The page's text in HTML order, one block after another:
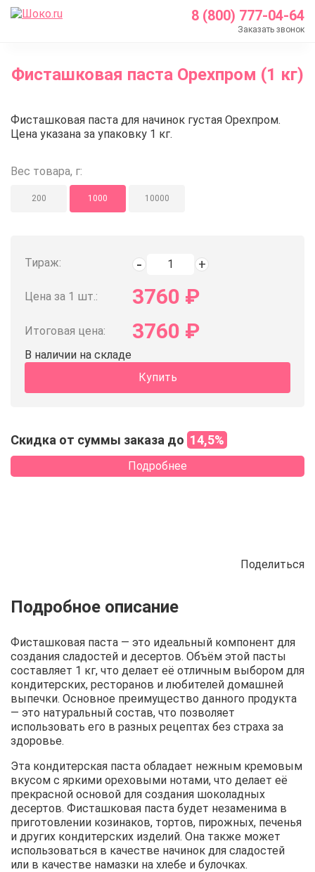
8 (800) 777-04-64
Заказать звонок
Каталог
Ореховые пасты
Фисташковая паста
Фисташковая паста Орехпром (1 кг)
Фисташковая паста Орехпром (1 кг)
Фисташковая паста Орехпром
Фисташковая паста для начинок густая Орехпром.
Цена указана за упаковку 1 кг.
Вес товара, г:
200 1000 10000
Тираж:
Цена за 1 шт.: 3760 ₽
Итоговая цена: 3760 ₽
В наличии на складе
Купить
Скидка от суммы заказа до 14,5%
Подробнее
Поделиться
Описание Отзывы Рецепты
Фисташковая паста — это идеальный компонент для
создания сладостей и десертов. Объём этой пасты
составляет 1 кг, что делает её отличным выбором для
кондитерских, ресторанов и любителей домашней
выпечки. Основное преимущество данного продукта
— это натуральный состав, что позволяет
использовать его в разных рецептах без страха за
здоровье.
Эта кондитерская паста обладает нежным кремовым
вкусом с яркими ореховыми нотами, что делает её
прекрасной основой для создания шоколадных
десертов. Фисташковая паста будет незаменима в
приготовлении козинаков, тортов, пирожных, печенья
и других кондитерских изделий. Она также может
использоваться в качестве начинок для сладостей
или в качестве намазки на хлебе и булочках.